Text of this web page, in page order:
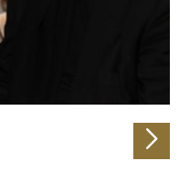
Medien anbieten
Website zu
Informationen zu Ihrer
Partner für
weiter. Unsere
möglicherweise mit
ihnen bereitgestellt